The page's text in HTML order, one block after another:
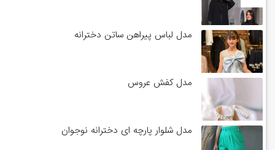
مدل لباس پیراهن ساتن دخترانه
مدل کفش عروس
مدل شلوار پارچه ای دخترانه نوجوان